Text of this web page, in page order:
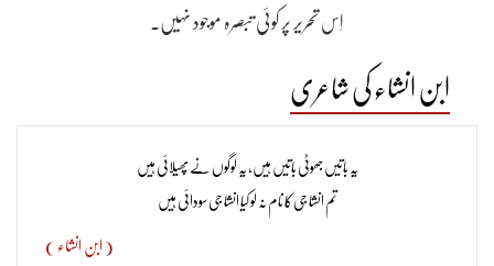
اِس تحریر پر کوئی تبصرہ موجود نہیں۔
ابن انشاء کی شاعری
یہ باتیں جھوٹی باتیں ہیں، یہ لوگوں نے پھیلائی ہیں
تم انشا جی کا نام نہ لو کیا انشا جی سودائی ہیں
( ابن انشاء )